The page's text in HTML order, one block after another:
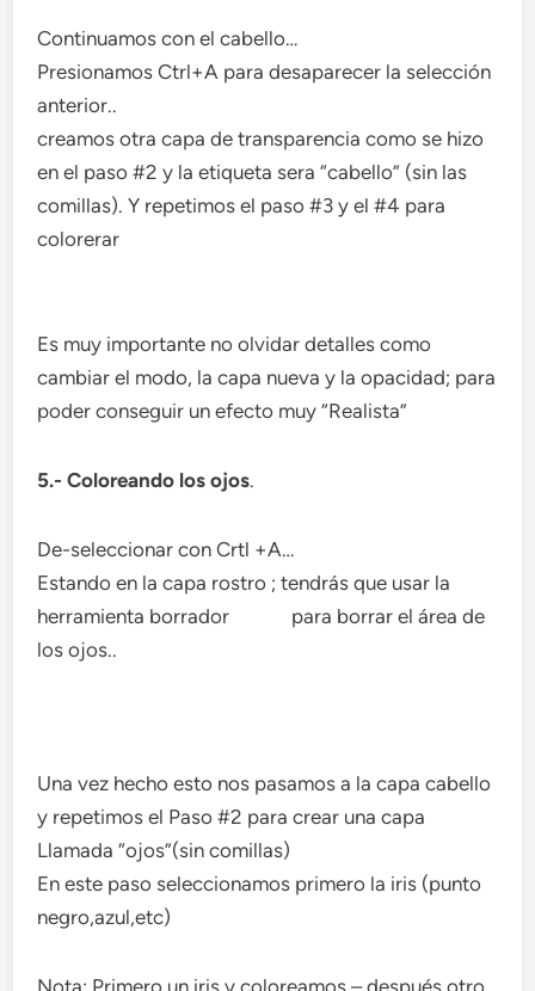
Continuamos con el cabello…
Presionamos Ctrl+A para desaparecer la selección
anterior..
creamos otra capa de transparencia como se hizo
en el paso #2 y la etiqueta sera “cabello” (sin las
comillas). Y repetimos el paso #3 y el #4 para
colorerar
Es muy importante no olvidar detalles como
cambiar el modo, la capa nueva y la opacidad; para
poder conseguir un efecto muy “Realista”
5.- Coloreando los ojos.
De-seleccionar con Crtl +A…
Estando en la capa rostro ; tendrás que usar la
herramienta borrador
para borrar el área de
los ojos..
Una vez hecho esto nos pasamos a la capa cabello
y repetimos el Paso #2 para crear una capa
Llamada “ojos”(sin comillas)
En este paso seleccionamos primero la iris (punto
negro,azul,etc)
Nota: Primero un iris y coloreamos – después otro